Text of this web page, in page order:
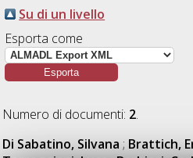
Su di un livello
Esporta come
Numero di documenti: 2.
Di Sabatino, Silvana ; Brattich,